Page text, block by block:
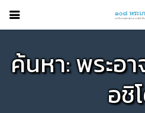
ค้นหา: พระอ
อชิ